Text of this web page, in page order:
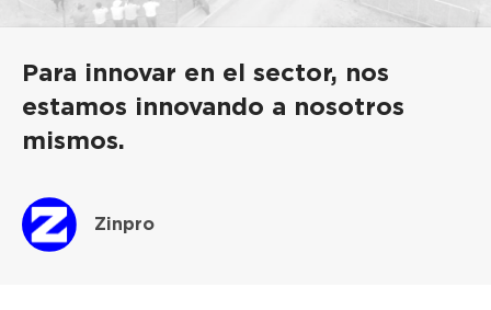
Para innovar en el sector, nos
estamos innovando a nosotros
mismos.
Zinpro